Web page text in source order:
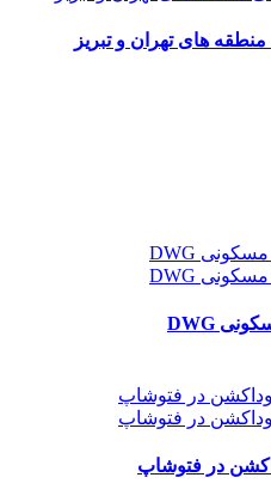
های تهران و تبریز
در فتوشاپ